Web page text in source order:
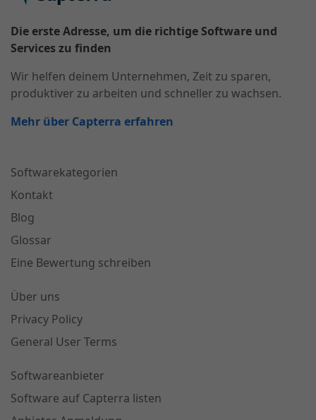
Die erste Adresse, um die richtige Software und
Services zu finden
Wir helfen deinem Unternehmen, Zeit zu sparen,
produktiver zu arbeiten und schneller zu wachsen.
Mehr über Capterra erfahren
Softwarekategorien
Kontakt
Blog
Glossar
Eine Bewertung schreiben
Über uns
Privacy Policy
General User Terms
Softwareanbieter
Software auf Capterra listen